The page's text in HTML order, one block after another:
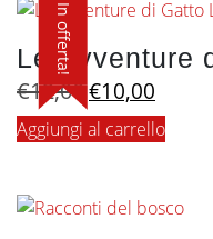
In offerta!
Le Avventure
€12,00 Il
prezzo
originale
€10,00
prezzo
attuale
Aggiungi al carrello